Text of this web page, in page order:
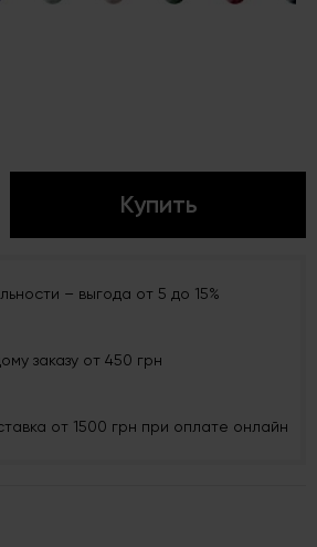
Купить
– выгода от 5 до 15%
заказу от 450 грн
от 1500 грн при оплате онлайн